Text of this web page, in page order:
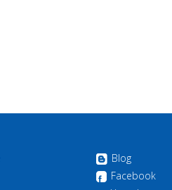
Blog
Facebook